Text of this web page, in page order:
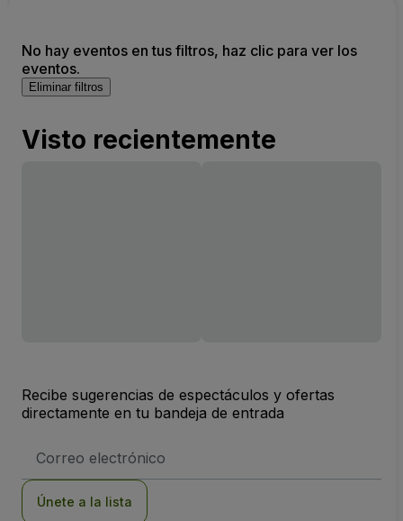
No hay eventos en tus filtros, haz clic para ver los
eventos.
Eliminar filtros
Visto recientemente
Recibe sugerencias de espectáculos y ofertas
directamente en tu bandeja de entrada
de
Únete a la lista